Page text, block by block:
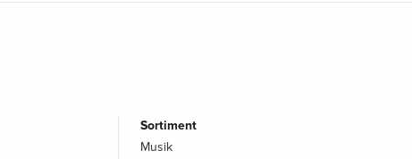
Sortiment
Musik